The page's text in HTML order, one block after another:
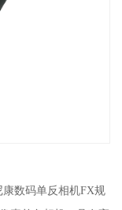
数码单反相机FX规